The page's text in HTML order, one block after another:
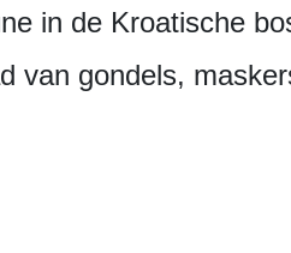
in de Kroatische
van gondels,